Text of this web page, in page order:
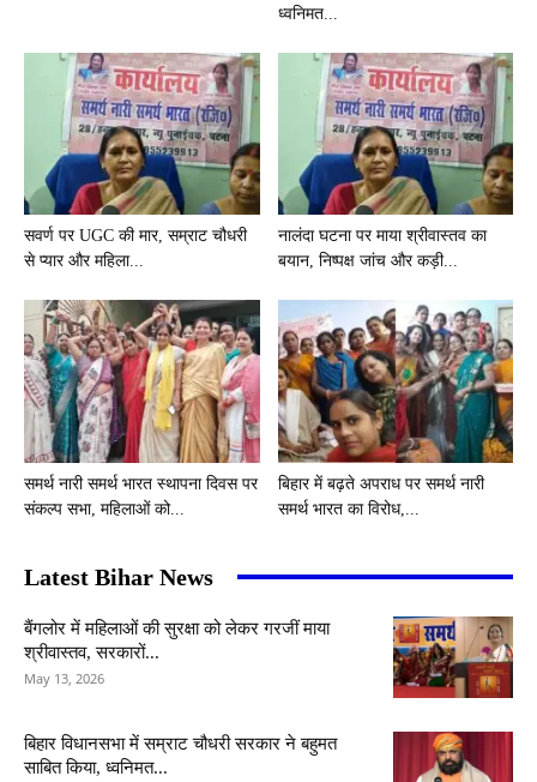
ध्वनिमत...
सवर्ण पर UGC की मार, सम्राट चौधरी
से प्यार और महिला...
नालंदा घटना पर माया श्रीवास्तव का
बयान, निष्पक्ष जांच और कड़ी...
समर्थ नारी समर्थ भारत स्थापना दिवस पर
संकल्प सभा, महिलाओं को...
बिहार में बढ़ते अपराध पर समर्थ नारी
समर्थ भारत का विरोध,...
Latest Bihar News
बैंगलोर में महिलाओं की सुरक्षा को लेकर गरजीं माया
श्रीवास्तव, सरकारों...
May 13, 2026
बिहार विधानसभा में सम्राट चौधरी सरकार ने बहुमत
साबित किया, ध्वनिमत...